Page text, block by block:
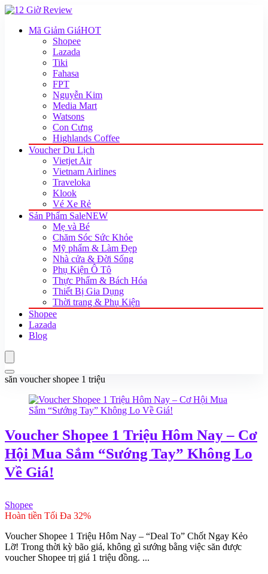
Mã Giảm GiáHOT
Shopee
Lazada
Tiki
Fahasa
FPT
Nguyễn Kim
Media Mart
Watsons
Con Cưng
Highlands Coffee
Voucher Du Lịch
Vietjet Air
Vietnam Airlines
Traveloka
Klook
Vé Xe Rẻ
Sản Phẩm SaleNEW
Mẹ và Bé
Chăm Sóc Sức Khỏe
Mỹ phẩm & Làm Đẹp
Nhà cửa & Đời Sống
Phụ Kiện Ô Tô
Thực Phẩm & Bách Hóa
Thiết Bị Gia Dụng
Thời trang & Phụ Kiện
Shopee
Lazada
Blog
săn voucher shopee 1 triệu
Voucher Shopee 1 Triệu Hôm Nay – Cơ
Hội Mua Sắm “Sướng Tay” Không Lo
Về Giá!
Shopee
Hoàn tiền Tối Đa 32%
Voucher Shopee 1 Triệu Hôm Nay – “Deal To” Chốt Ngay Kẻo
Lỡ! Trong thời kỳ bão giá, không gì sướng bằng việc săn được
voucher Shopee trị giá 1 triệu đồng. ...